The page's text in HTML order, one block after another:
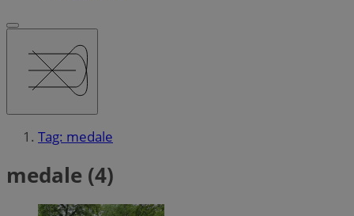
Tag: medale
medale (4)